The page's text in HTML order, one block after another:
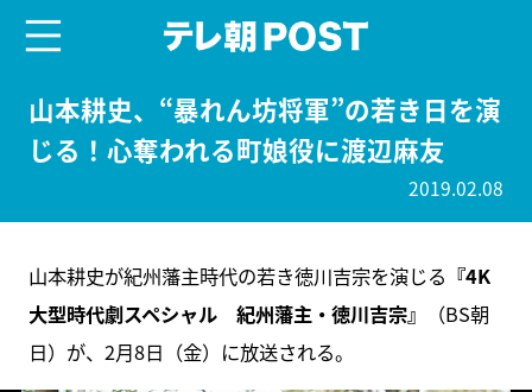
山本耕史、“暴れん坊将軍”の若き日を演
じる！心奪われる町娘役に渡辺麻友
2019.02.08
山本耕史が紀州藩主時代の若き徳川吉宗を演じる 『4K
大型時代劇スペシャル 紀州藩主・徳川吉宗』
（BS朝
日）が、2月8日（金）に放送される。